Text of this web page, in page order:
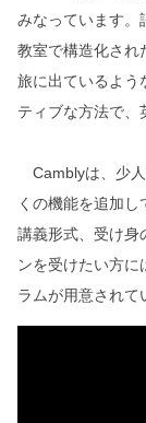
みなっています。
教室で構造化され
旅に出ているよう
ティブな方法で、
Camblyは、少人
くの機能を追加
講義形式、受け身
ンを受けたい方に
ラムが用意されて